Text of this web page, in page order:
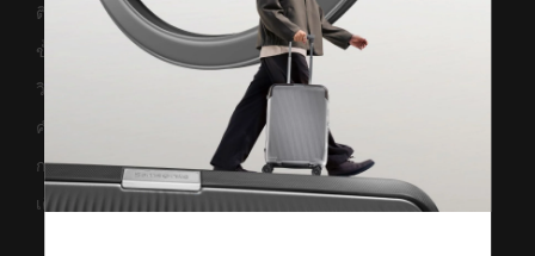
ติดตามสถานะสินค้า
ขั้นตอนการผ่อนชำระ
วิธีเซ็ตรหัสล็อค
คำแนะนำในการดูแล
การแจ้งเตือนเว็บไซต์ปลอม
เตือนภัย! มิจฉาชีพ